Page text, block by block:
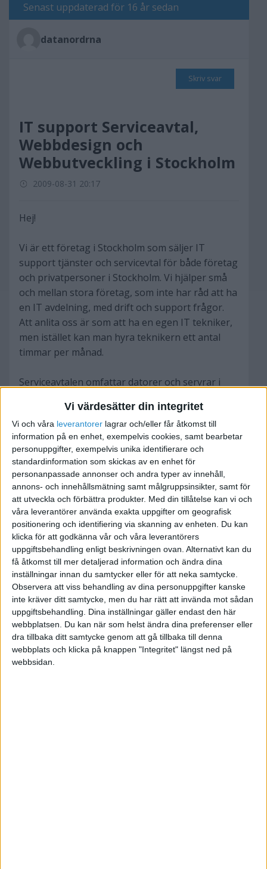
Vi värdesätter din integritet
Vi och våra leverantorer lagrar och/eller får åtkomst till
information på en enhet, exempelvis cookies, samt bearbetar
personuppgifter, exempelvis unika identifierare och
standardinformation som skickas av en enhet för
personanpassade annonser och andra typer av innehåll,
annons- och innehållsmätning samt målgruppsinsikter, samt för
att utveckla och förbättra produkter. Med din tillåtelse kan vi och
våra leverantörer använda exakta uppgifter om geografisk
positionering och identifiering via skanning av enheten. Du kan
klicka för att godkänna vår och våra leverantörers
uppgiftsbehandling enligt beskrivningen ovan. Alternativt kan du
få åtkomst till mer detaljerad information och ändra dina
inställningar innan du samtycker eller för att neka samtycke.
Observera att viss behandling av dina personuppgifter kanske
inte kräver ditt samtycke, men du har rätt att invända mot sådan
uppgiftsbehandling. Dina inställningar gäller endast den här
webbplatsen. Du kan när som helst ändra dina preferenser eller
dra tillbaka ditt samtycke genom att gå tillbaka till denna
webbplats och klicka på knappen "Integritet" längst ned på
webbsidan.
Senast uppdaterad för 16 år sedan
datanordrna
Skriv svar
IT support Serviceavtal,
Webbdesign och
Webbutveckling i Stockholm
2009-08-31 20:17
Hej!
Vi är ett företag i Stockholm som säljer IT
support tjänster och servicevtal för både företag
och privatpersoner i Stockholm. Vi hjälper små
och mellan stora företag, som inte har råd att ha
en IT avdelning, med drift och support frågor.
Att anlita oss är som att ha en egen IT tekniker,
men istället kan man hyra teknikern ett antal
timmar per månad.
Serviceavtalen omfattar datorer och servrar i
139 Kr per dator upp till fasta priser per månad
som täcker ev. support avgifter för att slippa
höga och plötsliga avgifter.
Vi arbetar med webbutveckling i php och
använder oss av CMS systemet Joomla. Vi har
snabbt etablerad oss i markanden genom
samarbeten med service leverantörer och
omfattande reklam kampanjer.
Tvecka inte att ta en titt på våran
www.datanordarna.comeller skicka ett brev till
[email]info@datanordarna.com[/email], du kan
alltid ringa till 08 400 20 341.
Tack,
Mohammad Mustafa
Datanördarna.com